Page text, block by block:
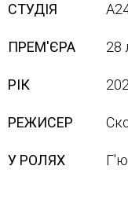
СТУДІЯ
ПРЕМ'ЄРА 28
РІК
РЕЖИСЕР
У РОЛЯХ Г'ю